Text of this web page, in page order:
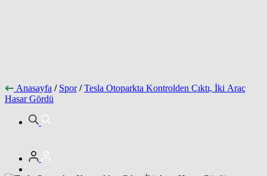
Anasayfa / Spor / Tesla Otoparkta Kontrolden Çıktı, İki Araç
Hasar Gördü